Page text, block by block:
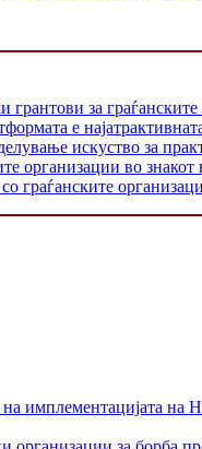
за
е
искуство за
организации во
со граѓанските
имплементацијата на